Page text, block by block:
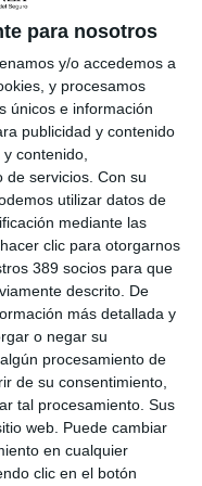
para nosotros
y/o accedemos a
y procesamos
únicos e información
publicidad y contenido
contenido,
servicios. Con su
utilizar datos de
mediante las
clic para otorgarnos
389 socios para que
descrito. De
más detallada y
o negar su
procesamiento de
de su consentimiento,
tal procesamiento. Sus
web. Puede cambiar
en cualquier
clic en el botón
servicios que prestan a
detalles, que con
económicos
distribución y de esta
la
a la altura de los
aseguradoras". Se
a estas pymes y
sino también a los
sector asegurador.
EUque se
la transformación
social. Cuenta
euros, de los que a
millones
de responder a la
de encuentro que
de los datos